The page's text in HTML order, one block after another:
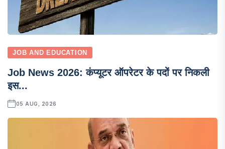
JOB AND EDUCATION
Job News 2026: कंप्यूटर ऑपरेटर के पदों पर निकली
इस...
05 AUG, 2026